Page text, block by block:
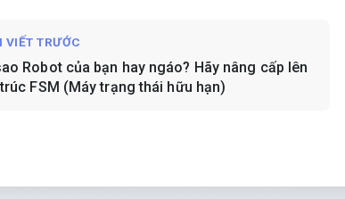
VIẾT TRƯỚC
Robot của bạn hay ngáo? Hãy nâng cấp lên
FSM (Máy trạng thái hữu hạn)